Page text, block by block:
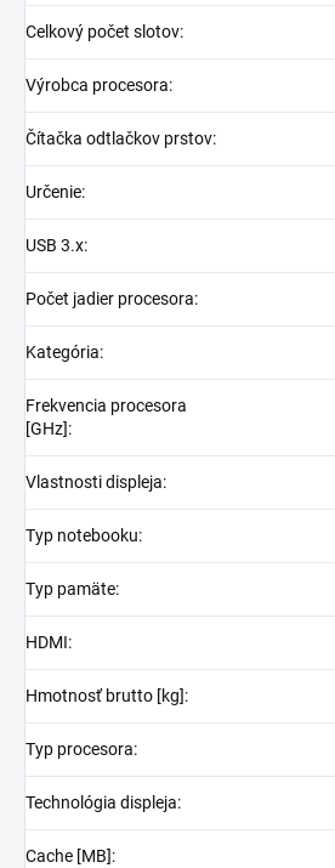
Celkový počet slotov:
Výrobca procesora:
Čítačka odtlačkov prstov:
Určenie:
USB 3.x:
Počet jadier procesora:
Kategória:
Frekvencia procesora
[GHz]:
Vlastnosti displeja:
Typ notebooku:
Typ pamäte:
HDMI:
Hmotnosť brutto [kg]:
Typ procesora:
Technológia displeja:
Cache [MB]: